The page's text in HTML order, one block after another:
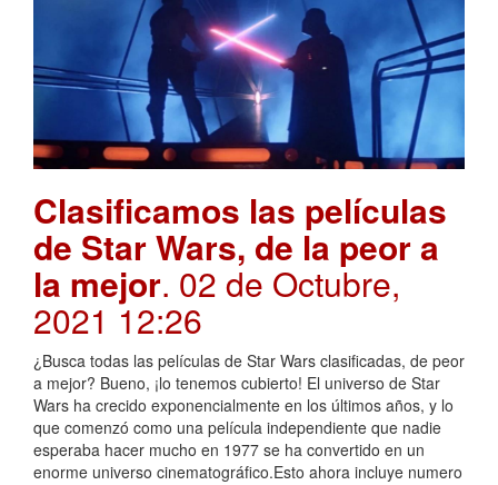
Clasificamos las películas
de Star Wars, de la peor a
la mejor. 02 de Octubre,
2021 12:26
¿Busca todas las películas de Star Wars clasificadas, de peor
a mejor? Bueno, ¡lo tenemos cubierto! El universo de Star
Wars ha crecido exponencialmente en los últimos años, y lo
que comenzó como una película independiente que nadie
esperaba hacer mucho en 1977 se ha convertido en un
enorme universo cinematográfico.Esto ahora incluye numero